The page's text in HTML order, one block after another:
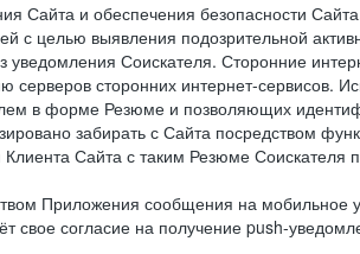
Сайта и обеспечения безопасности
с целью выявления подозрительной
Соискателя. Сторонние
сторонних интернет-сервисов.
в форме Резюме и позволяющих
забирать с Сайта посредством
Сайта с таким Резюме Соискателя
Приложения сообщения на мобильное
согласие на получение push-